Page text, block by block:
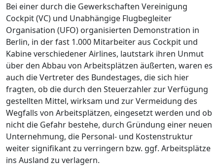
Bei einer durch die Gewerkschaften Vereinigung
Cockpit (VC) und Unabhängige Flugbegleiter
Organisation (UFO) organisierten Demonstration in
Berlin, in der fast 1.000 Mitarbeiter aus Cockpit und
Kabine verschiedener Airlines, lautstark ihren Unmut
über den Abbau von Arbeitsplätzen äußerten, waren es
auch die Vertreter des Bundestages, die sich hier
fragten, ob die durch den Steuerzahler zur Verfügung
gestellten Mittel, wirksam und zur Vermeidung des
Wegfalls von Arbeitsplätzen, eingesetzt werden und ob
nicht die Gefahr bestehe, durch Gründung einer neuen
Unternehmung, die Personal- und Kostenstruktur
weiter signifikant zu verringern bzw. ggf. Arbeitsplätze
ins Ausland zu verlagern.